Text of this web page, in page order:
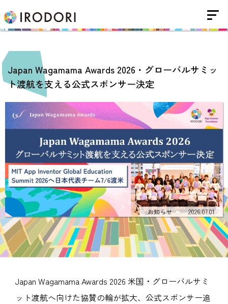
Japan Wagamama Awards 2026・グローバルサミッ
ト渡航を支える公式スポンサー決定
お知らせ 2026.07.01
Japan Wagamama Awards 2026 米国・グローバルサミ
ット渡航へ向けた協賛の輪が拡大、公式スポンサー追